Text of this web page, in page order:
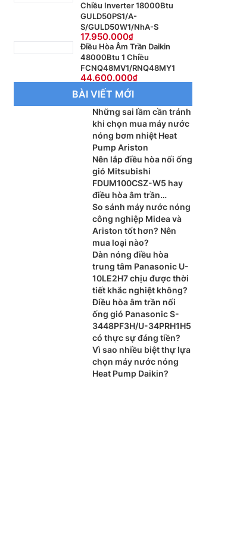
Chiều Inverter 18000Btu
GULD50PS1/A-
S/GULD50W1/NhA-S
17.950.000
Điều Hòa Âm Trần Daikin
48000Btu 1 Chiều
FCNQ48MV1/RNQ48MY1
44.600.000
BÀI VIẾT MỚI
Những sai lầm cần tránh
khi chọn mua máy nước
nóng bơm nhiệt Heat
Pump Ariston
Nên lắp điều hòa nối ống
gió Mitsubishi
FDUM100CSZ-W5 hay
điều hòa âm trần
Mitsubishi FDT100CNZ-
W5 cho phòng khách?
So sánh máy nước nóng
công nghiệp Midea và
Ariston tốt hơn? Nên
mua loại nào?
Dàn nóng điều hòa
trung tâm Panasonic U-
10LE2H7 chịu được thời
tiết khắc nghiệt không?
Điều hòa âm trần nối
ống gió Panasonic S-
3448PF3H/U-34PRH1H5
có thực sự đáng tiền?
Vì sao nhiều biệt thự lựa
chọn máy nước nóng
Heat Pump Daikin?